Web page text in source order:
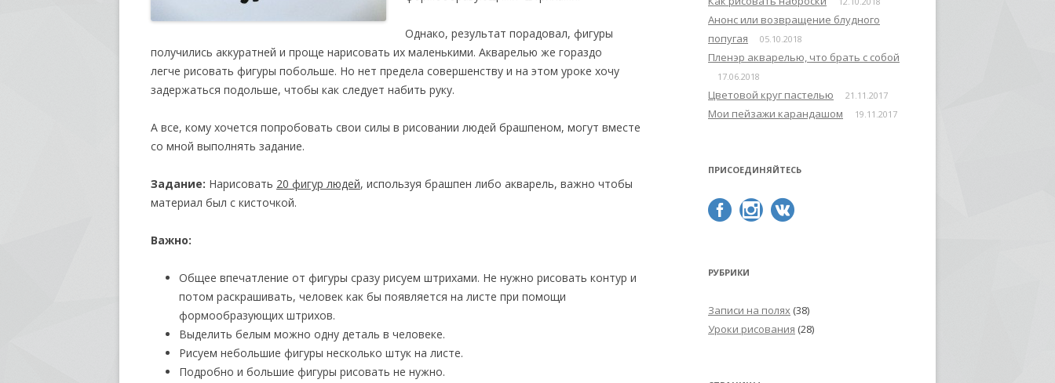
Однако, результат порадовал, фигуры
получились аккуратней и проще нарисовать их маленькими. Акварелью же гораздо
легче рисовать фигуры побольше. Но нет предела совершенству и на этом уроке хочу
задержаться подольше, чтобы как следует набить руку.
А все, кому хочется попробовать свои силы в рисовании людей брашпеном, могут вместе
со мной выполнять задание.
Задание: Нарисовать 20 фигур людей, используя брашпен либо акварель, важно чтобы
материал был с кисточкой.
Важно:
Общее впечатление от фигуры сразу рисуем штрихами. Не нужно рисовать контур и
потом раскрашивать, человек как бы появляется на листе при помощи
формообразующих штрихов.
Выделить белым можно одну деталь в человеке.
Рисуем небольшие фигуры несколько штук на листе.
Подробно и большие фигуры рисовать не нужно.
Анонс или возвращение блудного
попугая
05.10.2018
Пленэр акварелью, что брать с собой
17.06.2018
Цветовой круг пастелью 21.11.2017
Мои пейзажи карандашом 19.11.2017
ПРИСОЕДИНЯЙТЕСЬ
РУБРИКИ
Записи на полях (38)
Уроки рисования (28)